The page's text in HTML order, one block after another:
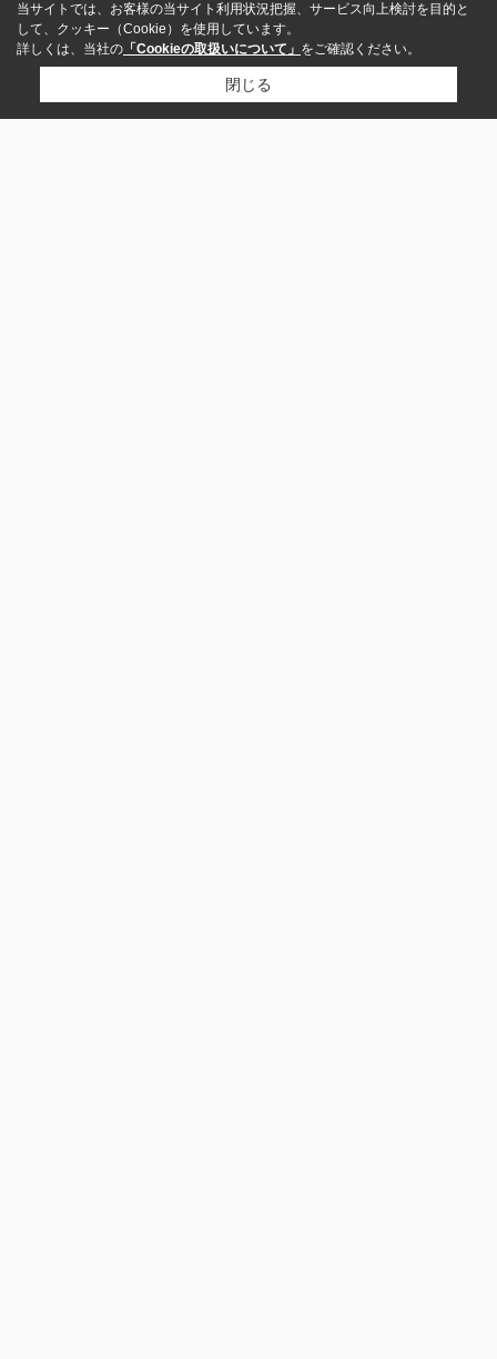
当サイトでは、お客様の当サイト利用状況把握、サービス向上検討を目的と
して、クッキー（Cookie）を使用しています。
詳しくは、当社の 「Cookieの取扱いについて」 をご確認ください。
閉じる